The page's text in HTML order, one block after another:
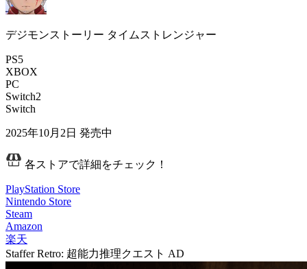
デジモンストーリー タイムストレンジャー
PS5
XBOX
PC
Switch2
Switch
2025年10月2日 発売中
各ストアで詳細をチェック！
PlayStation Store
Nintendo Store
Steam
Amazon
楽天
Staffer Retro: 超能力推理クエスト AD